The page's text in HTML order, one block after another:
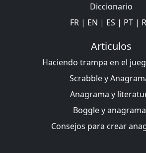
Diccionario
FR | EN | ES | PT |
Articulos
Haciendo trampa en el
Scrabble y
Anagrama y
Boggle y
Consejos para crear